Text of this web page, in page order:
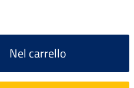
Nel carrello